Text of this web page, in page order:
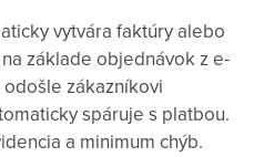
vytvára faktúry alebo
základe objednávok z e-
zákazníkovi
spáruje s platbou.
a minimum chýb.